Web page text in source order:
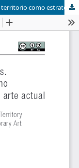
Territorialidades originarias. La noción de territorio como estrategia discursiva en el arte actual